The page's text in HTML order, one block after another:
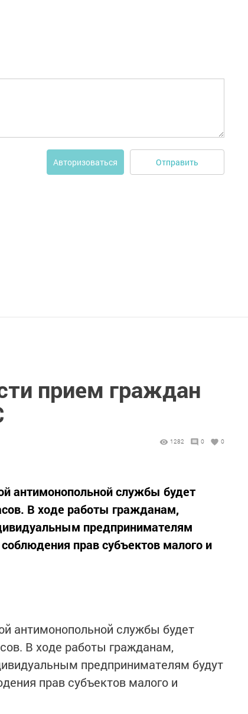
Авторизоваться Отправить
прием граждан
1282 0 0
антимонопольной службы будет
В ходе работы гражданам,
предпринимателям
прав субъектов малого и
антимонопольной службы будет
В ходе работы гражданам,
предпринимателям будут
прав субъектов малого и